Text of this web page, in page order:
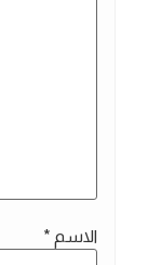
الاسم *